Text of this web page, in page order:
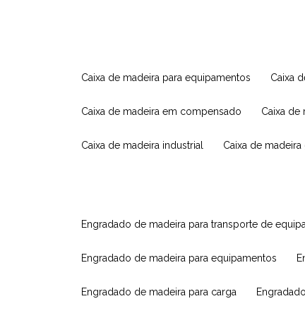
caixa de madeira para equipamentos caixa
caixa de madeira em compensado caixa
caixa de madeira industrial caixa de
engradado de madeira para transporte de
engradado de madeira para equipamentos
engradado de madeira para carga